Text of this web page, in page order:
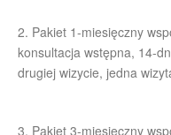
2. Pakiet 1-miesięczny
konsultacja wstępna, 14-
drugiej wizycie, jedna
3. Pakiet 3-miesięczny